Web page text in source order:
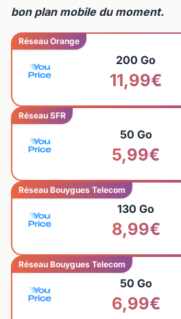
bon plan mobile du moment.
Réseau Orange
200 Go
11,99€
Réseau SFR
50 Go
5,99€
Réseau Bouygues Telecom
130 Go
8,99€
Réseau Bouygues Telecom
50 Go
6,99€